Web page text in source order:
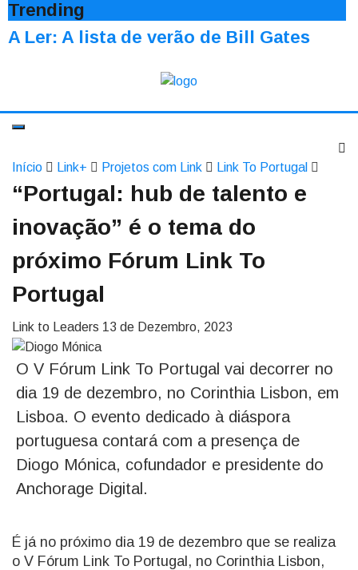
Trending
A Ler: A lista de verão de Bill Gates
Início Link+ Projetos com Link Link To Portugal
“Portugal: hub de talento e
inovação” é o tema do
próximo Fórum Link To
Portugal
Link to Leaders 13 de Dezembro, 2023
O V Fórum Link To Portugal vai decorrer no
dia 19 de dezembro, no Corinthia Lisbon, em
Lisboa. O evento dedicado à diáspora
portuguesa contará com a presença de
Diogo Mónica, cofundador e presidente do
Anchorage Digital.
É já no próximo dia 19 de dezembro que se realiza
o V Fórum Link To Portugal, no Corinthia Lisbon,